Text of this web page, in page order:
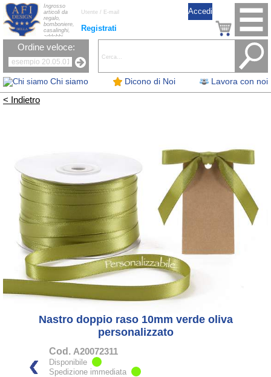
Chi siamo Dicono di Noi Lavora con noi
Registrati
Ingrosso
articoli da
regalo,
bomboniere,
casalinghi,
addobbi
natalizi, nastri,
oggettistica,
la tavola, fiori
artificiali e
candele.
Ordine veloce:
< Indietro
Nastro doppio raso 10mm verde oliva
personalizzato
Cod. A20072311
Disponibile
Spedizione immediata